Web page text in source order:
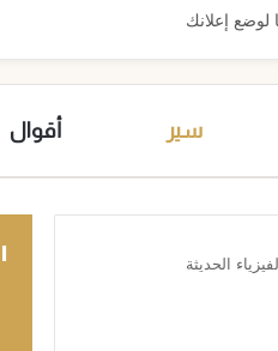
لوضع إعلانك
سير أقوال
الحديثة